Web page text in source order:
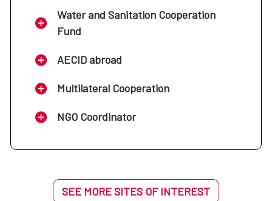
Water and Sanitation Cooperation
Fund
AECID abroad
Multilateral Cooperation
NGO Coordinator
SEE MORE SITES OF INTEREST